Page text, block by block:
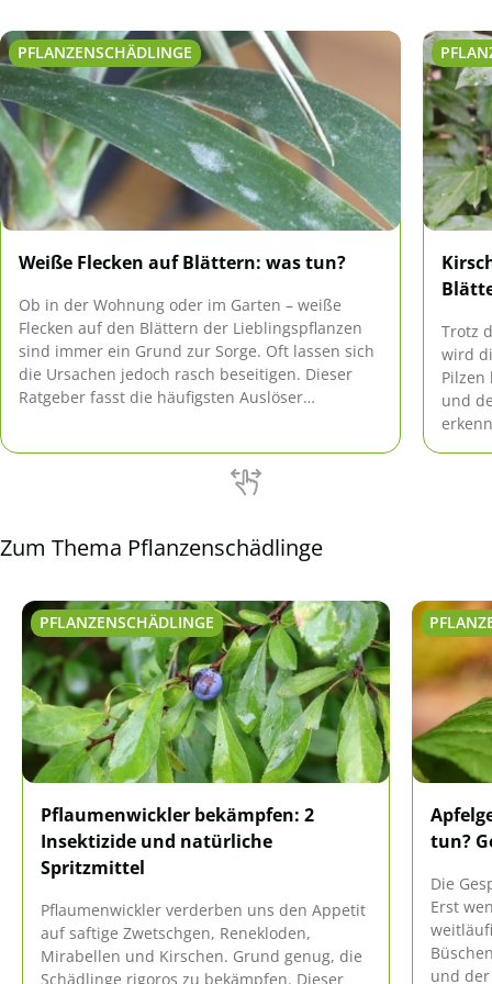
PFLANZENSCHÄDLINGE
Weiße Flecken auf Blättern: was tun?
Ob in der Wohnung oder im Garten – weiße
Flecken auf den Blättern der Lieblingspflanzen
sind immer ein Grund zur Sorge. Oft lassen sich
die Ursachen jedoch rasch beseitigen. Dieser
Ratgeber fasst die häufigsten Auslöser
Trotz
wird
Pilzen
und
Zum Thema Pflanzenschädlinge
PFLANZENSCHÄDLINGE
Pflaumenwickler bekämpfen: 2
Insektizide und natürliche
Spritzmittel
Pflaumenwickler verderben uns den Appetit
auf saftige Zwetschgen, Renekloden,
Mirabellen und Kirschen. Grund genug, die
Schädlinge rigoros zu bekämpfen. Dieser
tun?
Die
Erst
und